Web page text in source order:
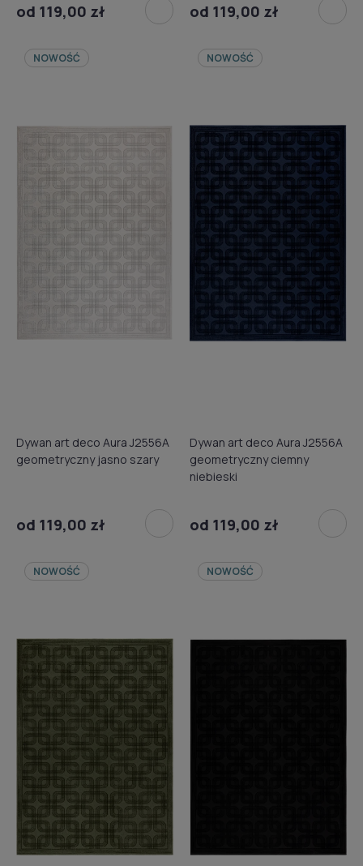
od 119,00 zł od 119,00 zł
Dywan art deco Aura J2556A
geometryczny jasno szary
od 119,00 zł
NOWOŚĆ
Dywan art deco Aura J2556A
geometryczny ciemny
niebieski
od 119,00 zł
NOWOŚĆ
NOWOŚĆ NOWOŚĆ